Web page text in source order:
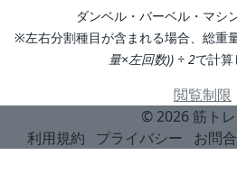
ダンベル・バーベル・マシ
※左右分割種目が含まれる場合、総重
量×左回数)) ÷ 2で計
閲覧制限
© 2026 筋ト
利用規約
プライバシー お問